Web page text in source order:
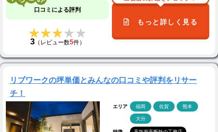
口コミによる評判
★★★★★
★★★★★
3（レビュー数5件）
もっと詳しく見る
リブワークの坪単価とみんなの口コミや評判をリサー
チ！
エリア 福岡 佐賀 熊本
大分